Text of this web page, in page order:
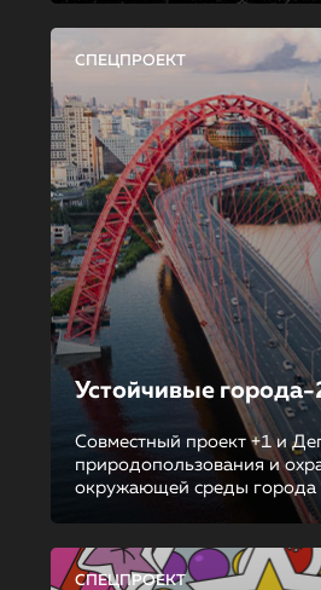
СПЕЦПРОЕКТ
Устойчивые
Совместный проект +1 и
природопользования и
окружающей среды
СПЕЦПРОЕКТ